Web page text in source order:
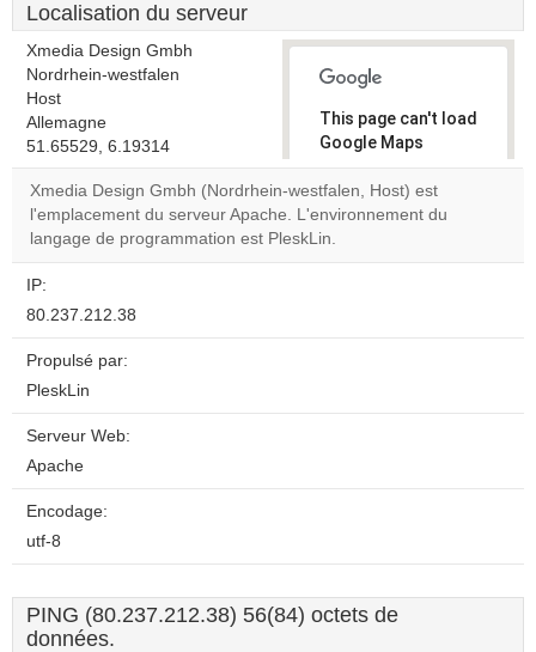
Localisation du serveur
Xmedia Design Gmbh
Nordrhein-westfalen
Host
Allemagne
51.65529, 6.19314
This page can't load
Google Maps
correctly.
Do you
Xmedia Design Gmbh (Nordrhein-westfalen, Host) est
l'emplacement du serveur Apache. L'environnement du
langage de programmation est PleskLin.
IP:
80.237.212.38
Propulsé par:
PleskLin
Serveur Web:
Apache
Encodage:
utf-8
PING (80.237.212.38) 56(84) octets de
données.